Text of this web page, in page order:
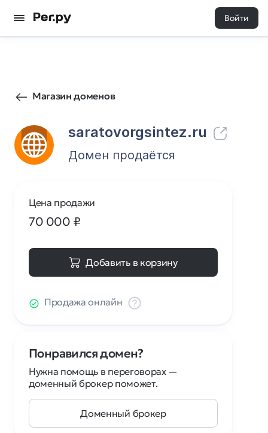
Войти
Магазин доменов
saratovorgsintez.ru
104 0
Домен продаётся
Цена продажи
70 000 ₽
Добавить в корзину
Продажа онлайн
Понравился домен?
Нужна помощь в переговорах —
доменный брокер поможет.
Доменный брокер